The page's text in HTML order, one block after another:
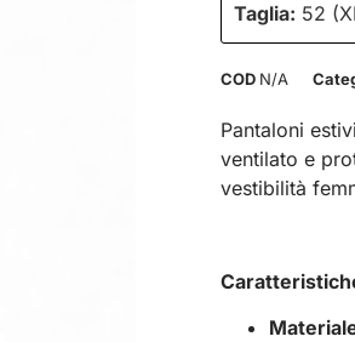
Taglia: 52
COD N/A
Pantaloni
ventilato e
vestibilità